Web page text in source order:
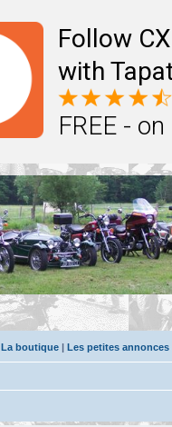
Follow
with
FREE -
La boutique | Les petites